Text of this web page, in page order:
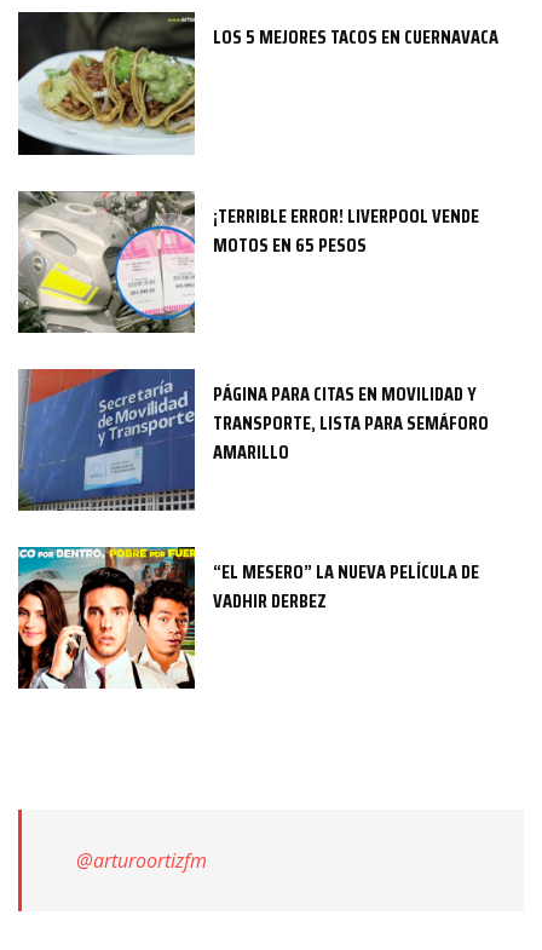
LOS 5 MEJORES TACOS EN CUERNAVACA
¡TERRIBLE ERROR! LIVERPOOL VENDE
MOTOS EN 65 PESOS
PÁGINA PARA CITAS EN MOVILIDAD Y
TRANSPORTE, LISTA PARA SEMÁFORO
AMARILLO
“EL MESERO” LA NUEVA PELÍCULA DE
VADHIR DERBEZ
@arturoortizfm